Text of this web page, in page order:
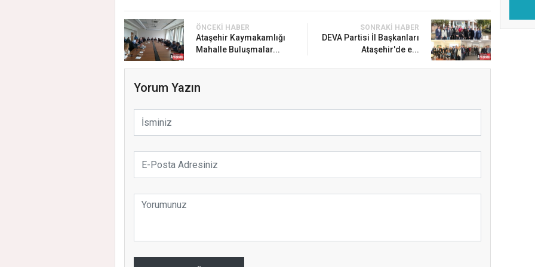
ÖNCEKI HABER
Ataşehir Kaymakamlığı
Mahalle Buluşmalar...
SONRAKI HABER
DEVA Partisi İl Başkanları
Ataşehir'de e...
Yorum Yazın